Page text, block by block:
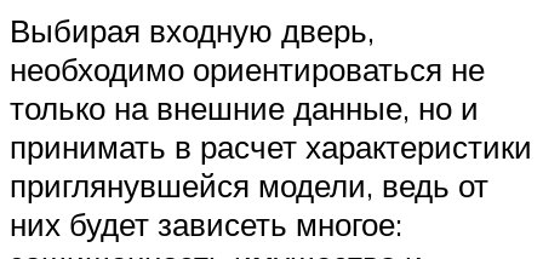
Выбирая входную дверь,
необходимо ориентироваться не
только на внешние данные, но и
принимать в расчет характеристики
приглянувшейся модели, ведь от
них будет зависеть многое: